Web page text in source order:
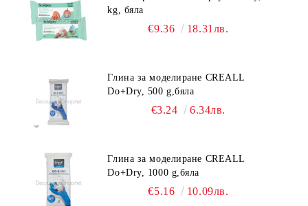
kg, бяла
€9.36 18.31лв.
Глина за моделиране CREALL
Do+Dry, 500 g,бяла
€3.24 6.34лв.
Глина за моделиране CREALL
Do+Dry, 1000 g,бяла
€5.16 10.09лв.